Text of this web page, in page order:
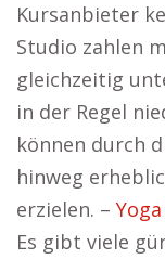
Kursanbieter
Studio zahlen
gleichzeitig
in der Regel
können durch
hinweg
erzielen. –
Es gibt viele